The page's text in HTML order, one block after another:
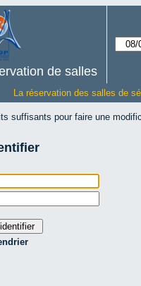
de salles
La réservation des salles de
suffisants pour faire une